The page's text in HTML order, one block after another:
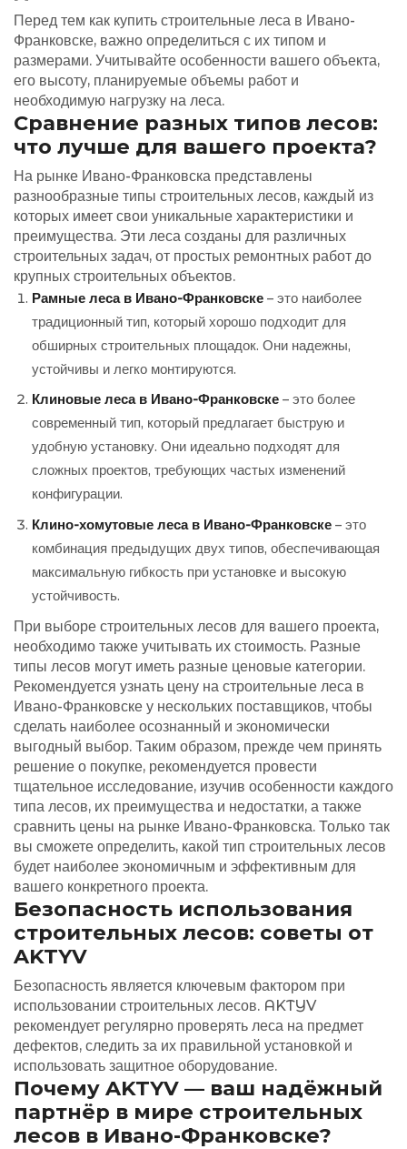
Перед тем как купить строительные леса в Ивано-
Франковске, важно определиться с их типом и
размерами. Учитывайте особенности вашего объекта,
его высоту, планируемые объемы работ и
необходимую нагрузку на леса.
Сравнение разных типов лесов:
что лучше для вашего проекта?
На рынке Ивано-Франковска представлены
разнообразные типы строительных лесов, каждый из
которых имеет свои уникальные характеристики и
преимущества. Эти леса созданы для различных
строительных задач, от простых ремонтных работ до
крупных строительных объектов.
Рамные леса в Ивано-Франковске – это наиболее
традиционный тип, который хорошо подходит для
обширных строительных площадок. Они надежны,
устойчивы и легко монтируются.
Клиновые леса в Ивано-Франковске – это более
современный тип, который предлагает быструю и
удобную установку. Они идеально подходят для
сложных проектов, требующих частых изменений
конфигурации.
Клино-хомутовые леса в Ивано-Франковске – это
комбинация предыдущих двух типов, обеспечивающая
максимальную гибкость при установке и высокую
устойчивость.
При выборе строительных лесов для вашего проекта,
необходимо также учитывать их стоимость. Разные
типы лесов могут иметь разные ценовые категории.
Рекомендуется узнать цену на строительные леса в
Ивано-Франковске у нескольких поставщиков, чтобы
сделать наиболее осознанный и экономически
выгодный выбор. Таким образом, прежде чем принять
решение о покупке, рекомендуется провести
тщательное исследование, изучив особенности каждого
типа лесов, их преимущества и недостатки, а также
сравнить цены на рынке Ивано-Франковска. Только так
вы сможете определить, какой тип строительных лесов
будет наиболее экономичным и эффективным для
вашего конкретного проекта.
Безопасность использования
строительных лесов: советы от
AKTYV
Безопасность является ключевым фактором при
использовании строительных лесов. AKTYV
рекомендует регулярно проверять леса на предмет
дефектов, следить за их правильной установкой и
использовать защитное оборудование.
Почему AKTYV — ваш надёжный
партнёр в мире строительных
лесов в Ивано-Франковске?